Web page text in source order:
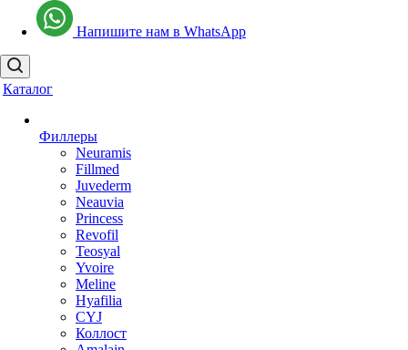
Напишите нам в WhatsApp
Каталог
Филлеры
Neuramis
Fillmed
Juvederm
Neauvia
Princess
Revofil
Teosyal
Yvoire
Meline
Hyafilia
CYJ
Коллост